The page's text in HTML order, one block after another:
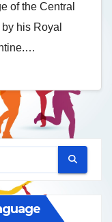
of the Central
his Royal